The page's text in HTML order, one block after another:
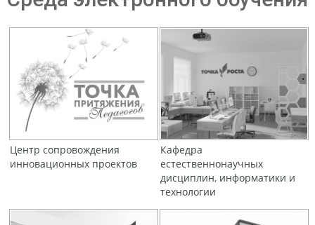
Центр сопровождения
инновационных проектов
Кафедра
естественнонаучных
дисциплин, информатики и
технологии